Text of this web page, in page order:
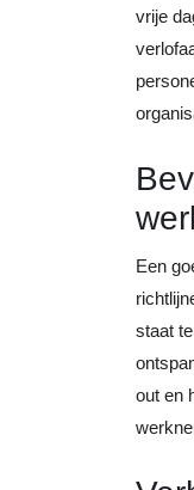
vrije
Een
staat
out en